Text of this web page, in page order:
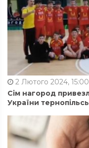
2 Лютого 2024, 15:00
Сім нагород
України